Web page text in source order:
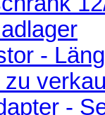
-
-